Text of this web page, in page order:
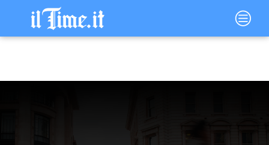
contenuto
Main
Menu